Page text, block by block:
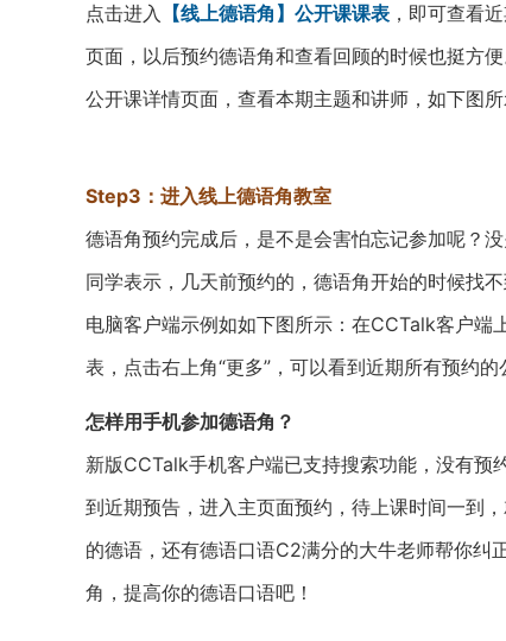
点击进入 【线上德语角】公开课课表 ，即可查看
页面，以后预约德语角和查看回顾的时候也挺方
公开课详情页面，查看本期主题和讲师，如下图所
Step3：进入线上德语角教室
德语角预约完成后，是不是会害怕忘记参加呢？
同学表示，几天前预约的，德语角开始的时候找
电脑客户端示例如如下图所示：在CCTalk客户
表，点击右上角“更多”，可以看到近期所有预约的
怎样用手机参加德语角？
新版CCTalk手机客户端已支持搜索功能，没有预
到近期预告，进入主页面预约，待上课时间一到
的德语，还有德语口语C2满分的大牛老师帮你纠
角，提高你的德语口语吧！